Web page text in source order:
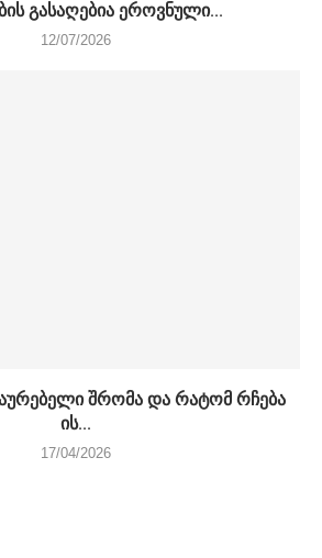
გასაღებია ეროვნული...
12/07/2026
შრომა და რატომ რჩება
ის...
17/04/2026